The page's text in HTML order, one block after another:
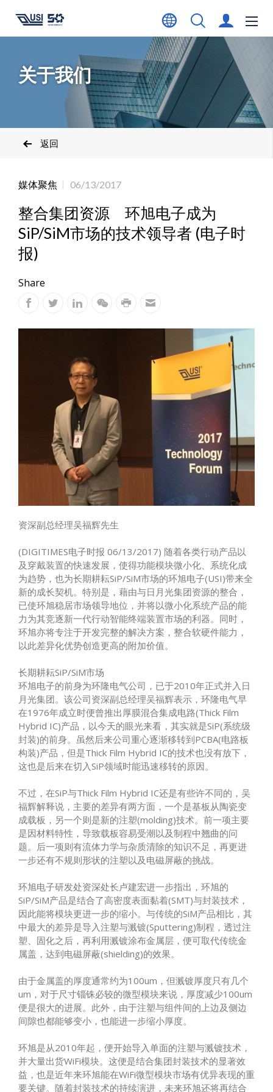
关于我们
返回
媒体聚焦 06/13/2017
整合集团资源 环旭电子成为
SiP/SiM市场的技术领导者 (电子时
报)
Share
资深副总经理吴福辉先生
(DIGITIMES电子时报 06/13/2017) 随着各类行动产品以
及穿戴装置的快速发展，使得功能模块微小化、系统化成
为趋势，也为长期耕耘SiP/SiM市场的环旭电子(USI)带来全
新的成长契机。特别是，藉由与日月光集团资源的整合，
已使环旭稳居市场领导地位，并将以微小化系统产品的能
力为其竞逐新一代行动智能终端装置市场的利器。同时，
环旭亦将专注于开发完整的解决方案，整合软硬件能力，
以此差异化优势创造更高的附加价值。
长期耕耘SiP/SiM市场
环旭电子的前身为环隆电气公司，已于2010年正式并入日
月光集团。该公司资深副总经理吴福辉表示，环隆电气早
在1976年成立时便曾推出厚膜混合集成电路(Thick Film
Hybrid IC)产品，以今天的眼光来看，其实就是SiP(系统级
封装)的前身。虽然后来公司重心逐渐移转到PCBA(电路板
构装)产品，但是Thick Film Hybrid IC的技术也没有放下，
这也是后来在切入SiP领域时能迅速移转的原因。
不过，在SiP与Thick Film Hybrid IC还是有些许不同的，吴
福辉解释说，主要的差异有两方面，一个是基板从陶瓷变
成载板，另一个则是新的注塑(molding)技术。前一项主要
是因材料特性，导致载板容易受潮以及制程中翘曲的问
题。后一项则有流体力学与杂质清除的知识不足，再更进
一步还有不规则形状的注塑以及电磁屏蔽的挑战。
环旭电子研发处资深处长卢建宏进一步指出，环旭的
SiP/SiM产品是结合了高密度表面黏着(SMT)与封装技术，
因此能将模块更进一步的缩小。与传统的SiM产品相比，其
中最大的差异是导入注塑与溅镀(Sputtering)制程，透过注
塑、固化之后，再利用溅镀涂布金属层，便可取代传统金
属盖，达到电磁屏蔽(shielding)的效果。
由于金属盖的厚度通常约为100um，但溅镀厚度只有几个
um，对于尺寸锱铢必较的微型模块来说，厚度减少100um
便是很大的进展。此外，由于注塑与组件间的上边及侧边
间隙也都能够变小，也能进一步缩小厚度。
环旭是从2010年起，便开始导入单面的注塑与溅镀技术，
并大量出货WiFi模块。这便是结合集团封装技术的显著效
益，也是近年来环旭能在WiFi微型模块市场有优异表现的重
要关键。随着封装技术的持续演进，未来环旭还将再结合